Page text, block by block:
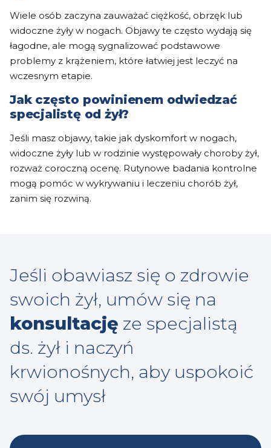
Wiele osób zaczyna zauważać ciężkość, obrzęk lub
widoczne żyły w nogach. Objawy te często wydają się
łagodne, ale mogą sygnalizować podstawowe
problemy z krążeniem, które łatwiej jest leczyć na
wczesnym etapie.
Jak często powinienem odwiedzać
specjalistę od żył?
Jeśli masz objawy, takie jak dyskomfort w nogach,
widoczne żyły lub w rodzinie występowały choroby żył,
rozważ coroczną ocenę. Rutynowe badania kontrolne
mogą pomóc w wykrywaniu i leczeniu chorób żył,
zanim się rozwiną.
Jeśli obawiasz się o zdrowie
swoich żył, umów się na
konsultację ze specjalistą
ds. żył i naczyń
krwionośnych, aby uspokoić
swój umysł